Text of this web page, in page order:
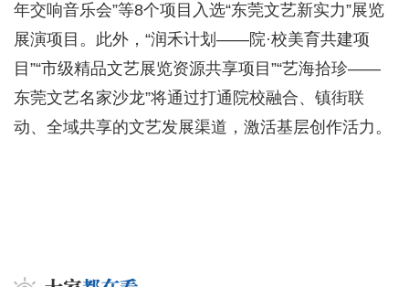
年交响音乐会”等8个项目入选“东莞文艺新实力”展览
展演项目。此外，“润禾计划——院·校美育共建项
目”“市级精品文艺展览资源共享项目”“艺海拾珍——
东莞文艺名家沙龙”将通过打通院校融合、镇街联
动、全域共享的文艺发展渠道，激活基层创作活力。